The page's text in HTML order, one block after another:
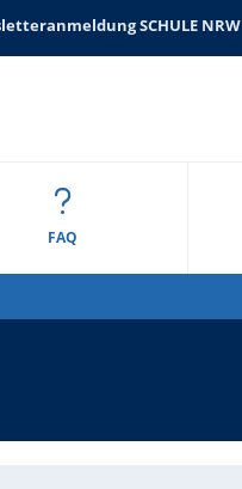
SCHULE NRW
FAQ